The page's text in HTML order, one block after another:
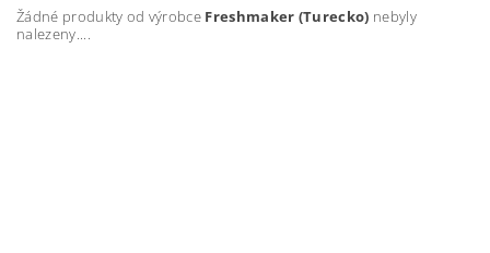
Žádné produkty od výrobce Freshmaker (Turecko) nebyly
nalezeny....